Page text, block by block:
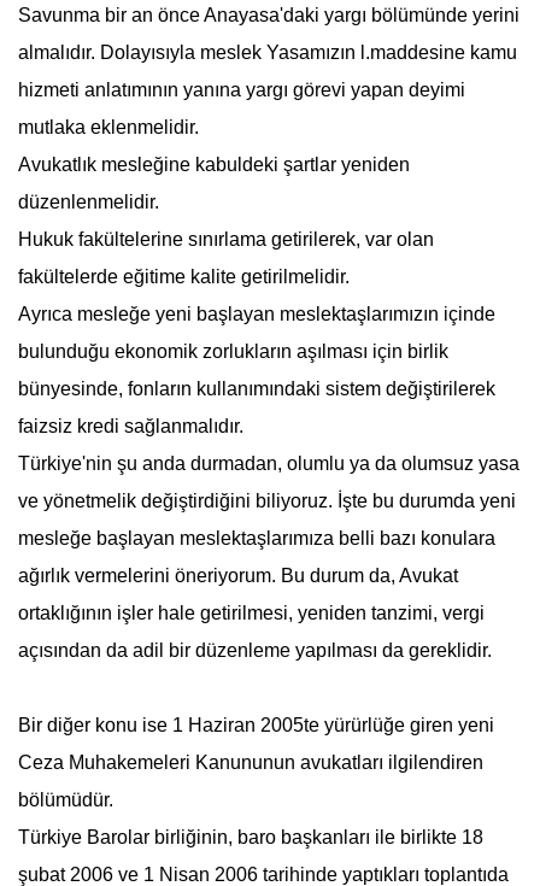
Savunma bir an önce Anayasa'daki yargı bölümünde yerini
almalıdır. Dolayısıyla meslek Yasamızın l.maddesine kamu
hizmeti anlatımının yanına yargı görevi yapan deyimi
mutlaka eklenmelidir.
Avukatlık mesleğine kabuldeki şartlar yeniden
düzenlenmelidir.
Hukuk fakültelerine sınırlama getirilerek, var olan
fakültelerde eğitime kalite getirilmelidir.
Ayrıca mesleğe yeni başlayan meslektaşlarımızın içinde
bulunduğu ekonomik zorlukların aşılması için birlik
bünyesinde, fonların kullanımındaki sistem değiştirilerek
faizsiz kredi sağlanmalıdır.
Türkiye'nin şu anda durmadan, olumlu ya da olumsuz yasa
ve yönetmelik değiştirdiğini biliyoruz. İşte bu durumda yeni
mesleğe başlayan meslektaşlarımıza belli bazı konulara
ağırlık vermelerini öneriyorum. Bu durum da, Avukat
ortaklığının işler hale getirilmesi, yeniden tanzimi, vergi
açısından da adil bir düzenleme yapılması da gereklidir.
Bir diğer konu ise 1 Haziran 2005te yürürlüğe giren yeni
Ceza Muhakemeleri Kanununun avukatları ilgilendiren
bölümüdür.
Türkiye Barolar birliğinin, baro başkanları ile birlikte 18
şubat 2006 ve 1 Nisan 2006 tarihinde yaptıkları toplantıda